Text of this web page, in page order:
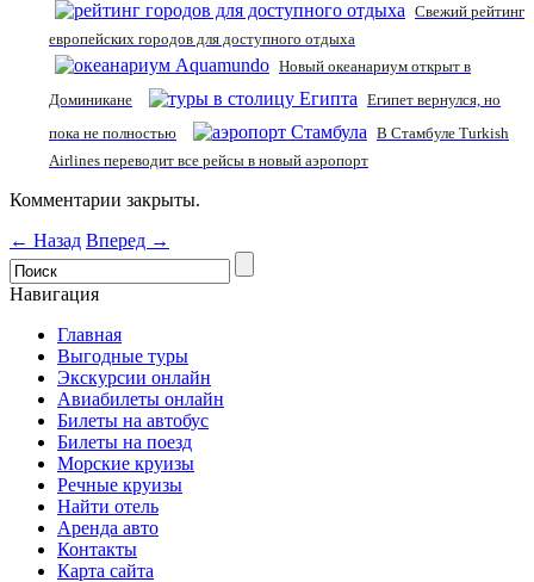
Свежий рейтинг
европейских городов для доступного отдыха
Новый океанариум открыт в
Доминикане
Египет вернулся, но
пока не полностью
В Стамбуле Turkish
Airlines переводит все рейсы в новый аэропорт
Комментарии закрыты.
← Назад Вперед →
Навигация
Главная
Выгодные туры
Экскурсии онлайн
Авиабилеты онлайн
Билеты на автобус
Билеты на поезд
Морские круизы
Речные круизы
Найти отель
Аренда авто
Контакты
Карта сайта